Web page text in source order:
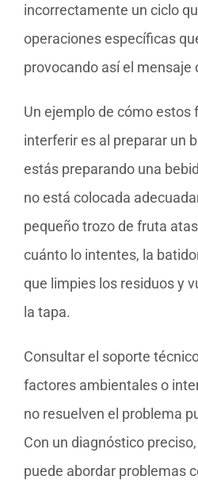
incorrectamente un ciclo
operaciones específicas
provocando así el mensaje
Un ejemplo de cómo estos
interferir es al preparar un
estás preparando una
no está colocada
pequeño trozo de fruta
cuánto lo intentes, la
que limpies los residuos y
la tapa.
Consultar el soporte
factores ambientales o
no resuelven el problema
Con un diagnóstico
puede abordar problemas